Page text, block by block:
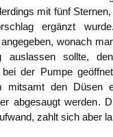
mit fünf
ergänzt
wonach
auslassen sollte,
bei der Pumpe
mitsamt den Düsen
abgesaugt werden.
zahlt sich aber